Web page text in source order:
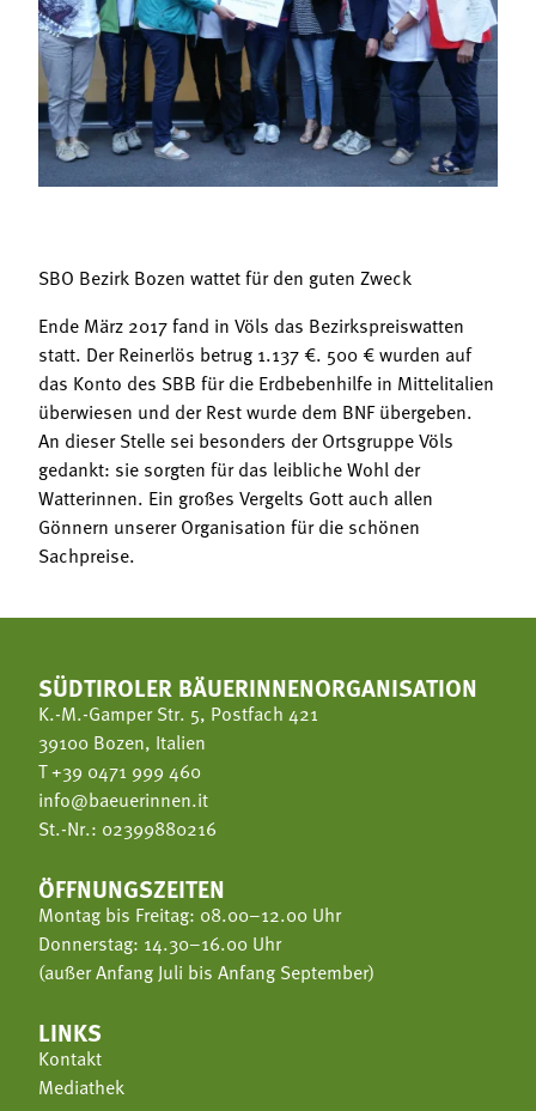
Mitgliedschaft
Landessekretariat
Bäuerliche Buffets
Hofgeschichten
SBO Bezirk Bozen wattet für den guten Zweck
Ende März 2017 fand in Völs das Bezirkspreiswatten
statt. Der Reinerlös betrug 1.137 €. 500 € wurden auf
das Konto des SBB für die Erdbebenhilfe in Mittelitalien
überwiesen und der Rest wurde dem BNF übergeben.
An dieser Stelle sei besonders der Ortsgruppe Völs
gedankt: sie sorgten für das leibliche Wohl der
Watterinnen. Ein großes Vergelts Gott auch allen
Gönnern unserer Organisation für die schönen
Sachpreise.
SÜDTIROLER BÄUERINNENORGANISATION
K.-M.-Gamper Str. 5, Postfach 421
39100 Bozen, Italien
T+39 0471 999 460
info@baeuerinnen.it
St.-Nr.: 02399880216
ÖFFNUNGSZEITEN
Montag bis Freitag: 08.00–12.00 Uhr
Donnerstag: 14.30–16.00 Uhr
(außer Anfang Juli bis Anfang September)
LINKS
Kontakt
Mediathek